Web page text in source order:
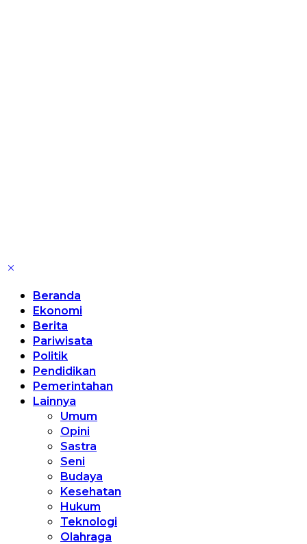
Beranda
Ekonomi
Berita
Pariwisata
Politik
Pendidikan
Pemerintahan
Lainnya
Umum
Opini
Sastra
Seni
Budaya
Kesehatan
Hukum
Teknologi
Olahraga